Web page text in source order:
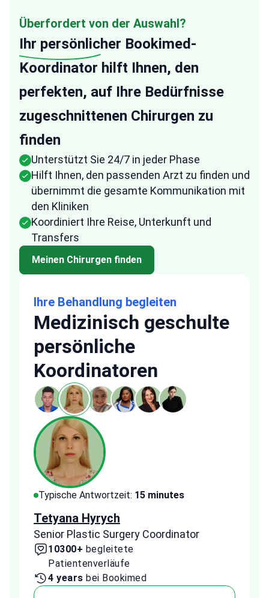
Überfordert von der Auswahl?
Ihr persönlicher Bookimed-
Koordinator hilft Ihnen, den
perfekten, auf Ihre Bedürfnisse
zugeschnittenen Chirurgen zu
finden
Unterstützt Sie 24/7 in jeder Phase
Hilft Ihnen, den passenden Arzt zu finden und
übernimmt die gesamte Kommunikation mit
den Kliniken
Koordiniert Ihre Reise, Unterkunft und
Transfers
Meinen Chirurgen finden
Ihre Behandlung begleiten
Medizinisch geschulte
persönliche
Koordinatoren
Typische Antwortzeit: 15 minutes
Tetyana Hyrych
Senior Plastic Surgery Coordinator
10300+ begleitete
Patientenverläufe
4 years bei Bookimed